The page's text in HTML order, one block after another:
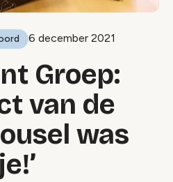
6 december 2021
Groep:
van de
was